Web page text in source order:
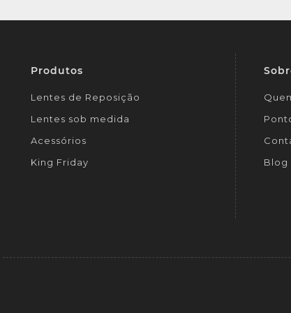
Produtos
Lentes de Reposição
Lentes sob medida
Acessórios
King Friday
Blog